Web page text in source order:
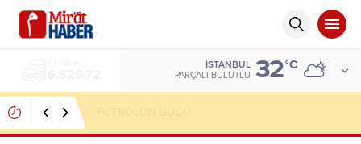
İSTANBUL
PARÇALI BULUTLU 32°C